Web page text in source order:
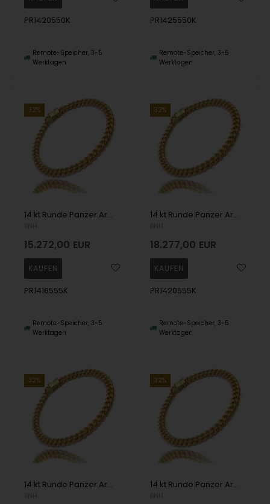
PR1420550K
Remote-Speicher, 3-5
Werktagen
PR1425550K
Remote-Speicher, 3-5
Werktagen
32%
14 kt Runde Panzer Armbänder und Halsketten von Danske BNH
15.272,00 EUR
PR1416555K
Remote-Speicher, 3-5
Werktagen
32%
14 kt Runde Panzer Armbänder und Halsketten von Danske BNH
18.277,00 EUR
PR1420555K
Remote-Speicher, 3-5
Werktagen
32%
14 kt Runde Panzer Armbänder und Halsketten von Danske BNH
32%
14 kt Runde Panzer Armbänder und Halsketten von Danske BNH